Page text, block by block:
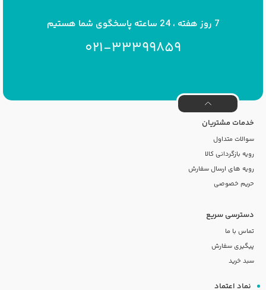
7 روز هفته ، 24 ساعته پاسخگوی شما هستیم
021-33399859
خدمات مشتریان
سوالات متداول
رویه بازگردانی کالا
رویه های ارسال سفارش
حریم خصوصی
دسترسی سریع
تماس با ما
پیگیری سفارش
سبد خرید
نماد اعتماد